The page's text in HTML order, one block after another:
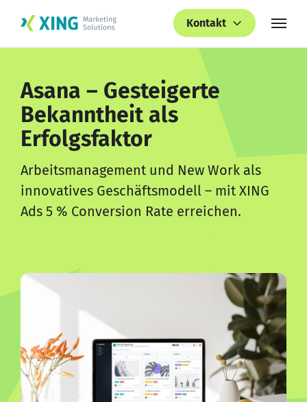
Kontakt
Asana – Gesteigerte
Bekanntheit als
Erfolgsfaktor
Arbeitsmanagement und New Work als
innovatives Geschäftsmodell – mit XING
Ads 5 % Conversion Rate erreichen.